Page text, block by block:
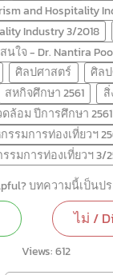
and Hospitality
Industry 3/2018
ใจ - Dr. Nantira
ศิลปศาสตร์
ศิลป
สหกิจศึกษา 2561
ล้อม ปีการศึกษา 2561
รรมการท่องเที่ยวฯ
รมการท่องเที่ยวฯ 3/
บทความนี้เป็นป
ไม่ /
Views:612